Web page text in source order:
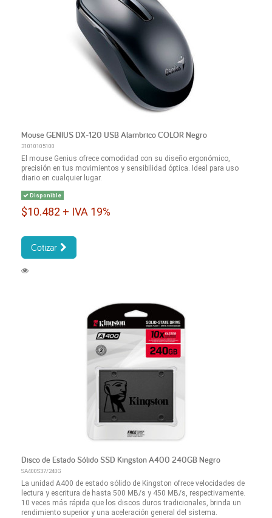
Mouse GENIUS DX-120 USB Alambrico COLOR Negro
31010105100
El mouse Genius ofrece comodidad con su diseño ergonómico,
precisión en tus movimientos y sensibilidad óptica. Ideal para uso
diario en cualquier lugar.
Disponible
$10.482 + IVA 19%
Cotizar
Disco de Estado Sólido SSD Kingston A400 240GB Negro
SA400S37/240G
La unidad A400 de estado sólido de Kingston ofrece velocidades de
lectura y escritura de hasta 500 MB/s y 450 MB/s, respectivamente.
10 veces más rápida que los discos duros tradicionales, brinda un
rendimiento superior y una aceleración general del sistema.